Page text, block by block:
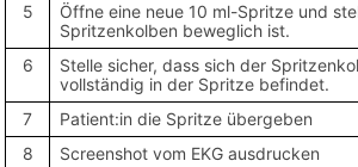
5
Öffne eine neue 10 ml-Spritze und
Spritzenkolben beweglich ist.
6
Stelle sicher, dass sich der
vollständig in der Spritze befindet.
7
Patient:in die Spritze übergeben
8
Screenshot vom EKG ausdrucken